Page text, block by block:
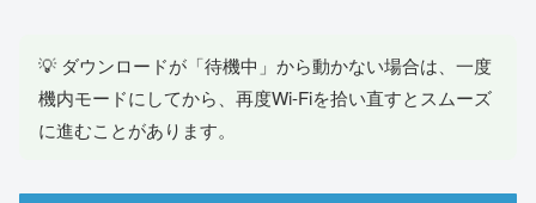
💡 ダウンロードが「待機中」から動かない場合は、一度
機内モードにしてから、再度Wi-Fiを拾い直すとスムーズ
に進むことがあります。